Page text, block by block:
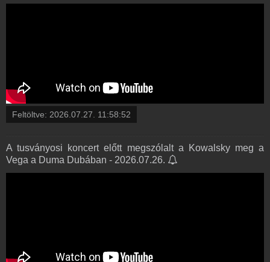
Feltöltve: 2026.07.27. 11:58:52
A tusványosi koncert előtt megszólalt a Kowalsky meg a
Vega a Duma Dubában - 2026.07.26.